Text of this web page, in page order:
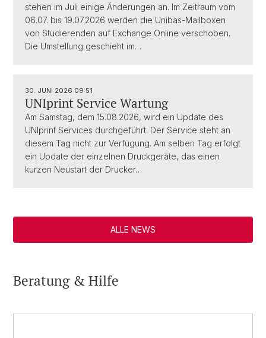
stehen im Juli einige Änderungen an. Im Zeitraum vom
06.07. bis 19.07.2026 werden die Unibas-Mailboxen
von Studierenden auf Exchange Online verschoben.
Die Umstellung geschieht im…
30. JUNI 2026 09:51
UNIprint Service Wartung
Am Samstag, dem 15.08.2026, wird ein Update des
UNIprint Services durchgeführt. Der Service steht an
diesem Tag nicht zur Verfügung. Am selben Tag erfolgt
ein Update der einzelnen Druckgeräte, das einen
kurzen Neustart der Drucker…
ALLE NEWS
Beratung & Hilfe